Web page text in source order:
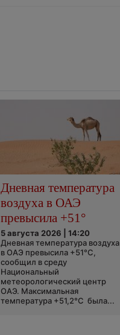
Дневная температура
воздуха в ОАЭ
превысила +51°
5 августа 2026 | 14:20
Дневная температура воздуха
в ОАЭ превысила +51°C,
сообщил в среду
Национальный
метеорологический центр
ОАЭ. Максимальная
температура +51,2°C была...